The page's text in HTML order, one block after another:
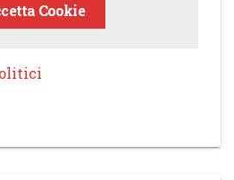
Cookie